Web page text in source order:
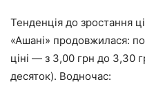
Тенденція до зростання
«Ашані» продовжилася:
ціні — з 3,00 грн до 3,30
десяток). Водночас: